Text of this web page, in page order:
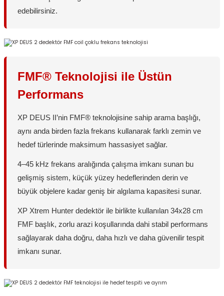
edebilirsiniz.
FMF® Teknolojisi ile Üstün
Performans
XP DEUS II’nin FMF® teknolojisine sahip arama başlığı,
aynı anda birden fazla frekans kullanarak farklı zemin ve
hedef türlerinde maksimum hassasiyet sağlar.
4–45 kHz frekans aralığında çalışma imkanı sunan bu
gelişmiş sistem, küçük yüzey hedeflerinden derin ve
büyük objelere kadar geniş bir algılama kapasitesi sunar.
XP Xtrem Hunter dedektör ile birlikte kullanılan 34x28 cm
FMF başlık, zorlu arazi koşullarında dahi stabil performans
sağlayarak daha doğru, daha hızlı ve daha güvenilir tespit
imkanı sunar.